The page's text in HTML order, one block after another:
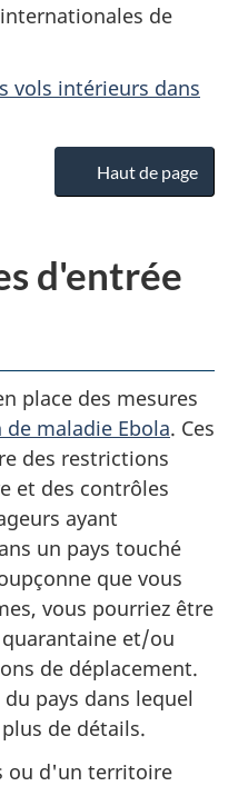
de
vols intérieurs dans
Haut de page
d'entrée
place des mesures
de maladie Ebola. Ces
des restrictions
et des contrôles
ayant
un pays touché
que vous
vous pourriez être
et/ou
de déplacement.
pays dans lequel
de détails.
ou d'un territoire